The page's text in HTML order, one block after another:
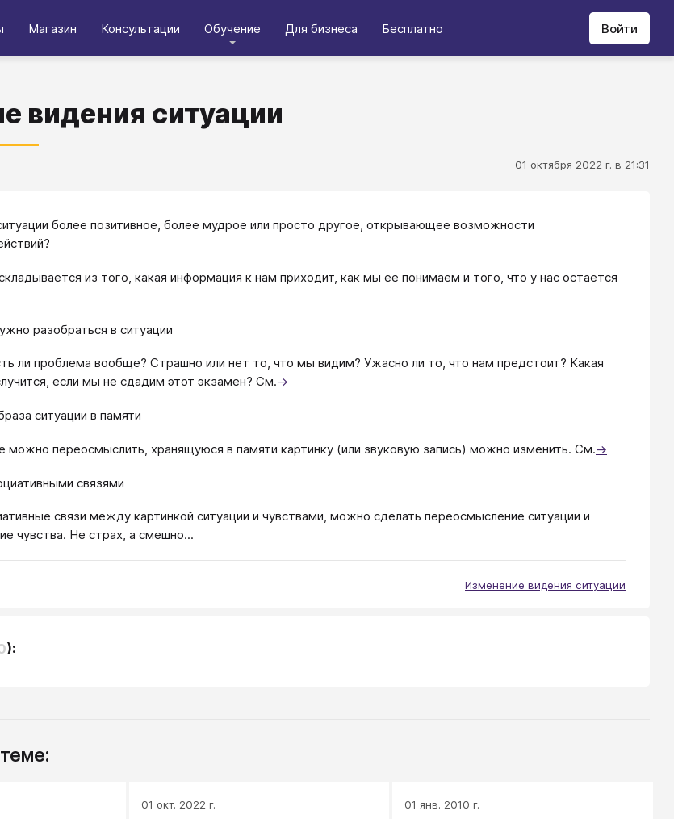
Магазин Консультации Обучение Для бизнеса Бесплатно Войти
видения ситуации
01 октября 2022 г. в 21:31
более позитивное, более мудрое или просто другое, открывающее возможности
из того, какая информация к нам приходит, как мы ее понимаем и того, что у нас остается
разобраться в ситуации
ли проблема вообще? Страшно или нет то, что мы видим? Ужасно ли то, что нам предстоит? Какая
если мы не сдадим этот экзамен? См.→
ситуации в памяти
переосмыслить, хранящуюся в памяти картинку (или звуковую запись) можно изменить. См.→
связями
связи между картинкой ситуации и чувствами, можно сделать переосмысление ситуации и
чувства. Не страх, а смешно...
Изменение видения ситуации
):
01 окт. 2022 г. 01 янв. 2010 г.